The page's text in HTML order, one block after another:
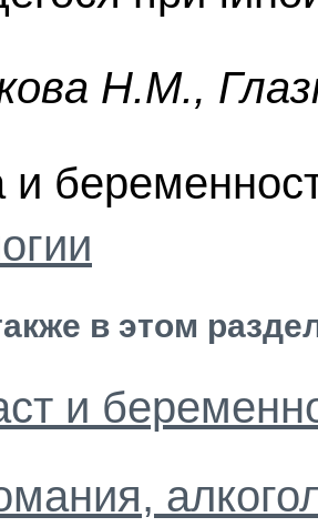
H.M.,
и
в этом
и